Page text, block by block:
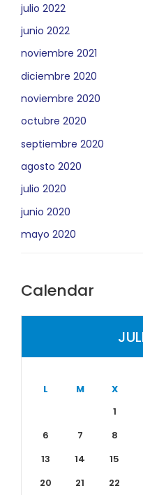
julio 2022
junio 2022
noviembre 2021
diciembre 2020
noviembre 2020
octubre 2020
septiembre 2020
agosto 2020
julio 2020
junio 2020
mayo 2020
Calendar
L M X
1
6
7 8
13
14 15
20
21 22